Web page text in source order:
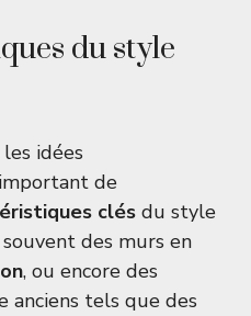
du style
idées
de
clés du style
des murs en
, ou encore des
anciens tels que des